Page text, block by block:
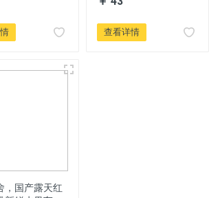
查看详情
，国产露天红